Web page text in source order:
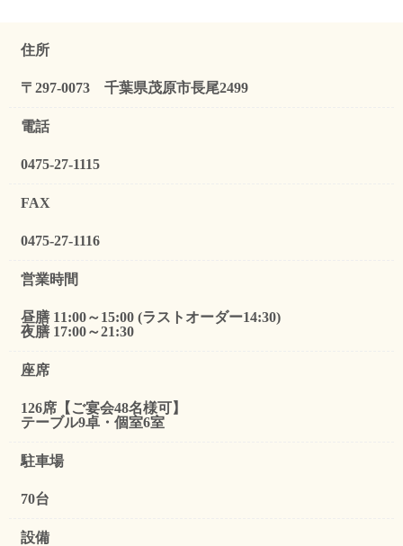
住所
〒297-0073 千葉県茂原市長尾2499
電話
0475-27-1115
FAX
0475-27-1116
営業時間
昼膳 11:00～15:00 (ラストオーダー14:30)
夜膳 17:00～21:30
座席
126席【ご宴会48名様可】
テーブル9卓・個室6室
駐車場
70台
設備